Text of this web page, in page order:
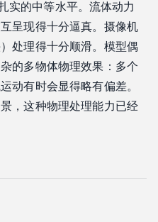
实的中等水平。流体动力
呈现得十分逼真。摄像机
处理得十分顺滑。模型偶
的多物体物理效果：多个
动有时会显得略有偏差。
，这种物理处理能力已经